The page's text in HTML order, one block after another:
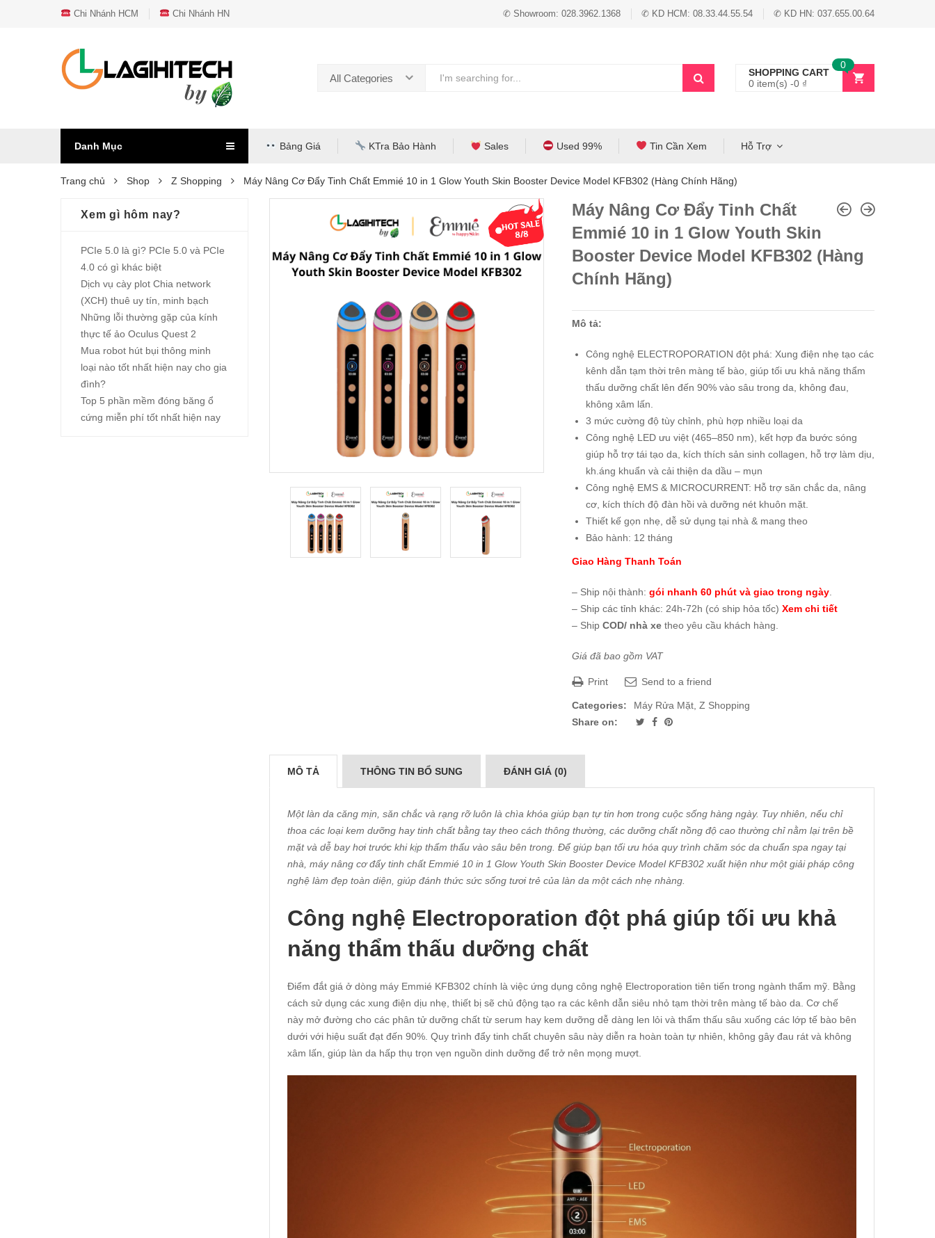
Chi Nhánh HCM Chi Nhánh HN ✆ Showroom: 028.3962.1368 ✆ KD HCM: 08.33.44.55.54 ✆ KD HN: 037.655.00.64
All Categories
SHOPPING CART
0 item(s) -0 ₫
0
Danh Mục Bảng Giá KTra Bảo Hành Sales Used 99% Tin Cần Xem Hỗ Trợ
Trang chủ Shop Z Shopping Máy Nâng Cơ Đẩy Tinh Chất Emmié 10 in 1 Glow Youth Skin Booster Device Model KFB302 (Hàng Chính Hãng)
Máy Nâng Cơ Đẩy Tinh Chất
Emmié 10 in 1 Glow Youth Skin
Booster Device Model KFB302 (Hàng
Chính Hãng)
Mô tả:
Công nghệ ELECTROPORATION đột phá: Xung điện nhẹ tạo các
kênh dẫn tạm thời trên màng tế bào, giúp tối ưu khả năng thẩm
thấu dưỡng chất lên đến 90% vào sâu trong da, không đau,
không xâm lấn.
3 mức cường độ tùy chỉnh, phù hợp nhiều loại da
Công nghệ LED ưu việt (465–850 nm), kết hợp đa bước sóng
giúp hỗ trợ tái tạo da, kích thích sản sinh collagen, hỗ trợ làm dịu,
kh.áng khuẩn và cải thiện da dầu – mụn
Công nghệ EMS & MICROCURRENT: Hỗ trợ săn chắc da, nâng
cơ, kích thích độ đàn hồi và dưỡng nét khuôn mặt.
Thiết kế gọn nhẹ, dễ sử dụng tại nhà & mang theo
Bảo hành: 12 tháng
Giao Hàng Thanh Toán
– Ship nội thành: gói nhanh 60 phút và giao trong ngày
– Ship các tỉnh khác: 24h-72h (có ship hỏa tốc) Xem chi tiết
– Ship COD/ nhà xe theo yêu cầu khách hàng.
Giá đã bao gồm VAT
Print Send to a friend
Categories: Máy Rửa Mặt Z Shopping
Share on:
MÔ TẢ THÔNG TIN BỔ SUNG ĐÁNH GIÁ (0)
Một làn da căng mịn, săn chắc và rạng rỡ luôn là chìa khóa giúp bạn tự tin hơn trong cuộc sống hàng ngày. Tuy nhiên, nếu chỉ
thoa các loại kem dưỡng hay tinh chất bằng tay theo cách thông thường, các dưỡng chất nồng độ cao thường chỉ nằm lại trên bề
mặt và dễ bay hơi trước khi kịp thẩm thấu vào sâu bên trong. Để giúp bạn tối ưu hóa quy trình chăm sóc da chuẩn spa ngay tại
nhà, máy nâng cơ đẩy tinh chất Emmié 10 in 1 Glow Youth Skin Booster Device Model KFB302 xuất hiện như một giải pháp công
nghệ làm đẹp toàn diện, giúp đánh thức sức sống tươi trẻ của làn da một cách nhẹ nhàng.
Công nghệ Electroporation đột phá giúp tối ưu khả
năng thẩm thấu dưỡng chất
Điểm đắt giá ở dòng máy Emmié KFB302 chính là việc ứng dụng công nghệ Electroporation tiên tiến trong ngành thẩm mỹ. Bằng
cách sử dụng các xung điện dịu nhẹ, thiết bị sẽ chủ động tạo ra các kênh dẫn siêu nhỏ tạm thời trên màng tế bào da. Cơ chế
này mở đường cho các phân tử dưỡng chất từ serum hay kem dưỡng dễ dàng len lỏi và thẩm thấu sâu xuống các lớp tế bào bên
dưới với hiệu suất đạt đến 90%. Quy trình đẩy tinh chất chuyên sâu này diễn ra hoàn toàn tự nhiên, không gây đau rát và không
xâm lấn, giúp làn da hấp thụ trọn vẹn nguồn dinh dưỡng để trở nên mọng mượt.
Xem gì hôm nay?
PCIe 5.0 là gì? PCIe 5.0 và PCIe
4.0 có gì khác biệt
Dịch vụ cày plot Chia network
(XCH) thuê uy tín, minh bạch
Những lỗi thường gặp của kính
thực tế ảo Oculus Quest 2
Mua robot hút bụi thông minh
loại nào tốt nhất hiện nay cho gia
đình?
Top 5 phần mềm đóng băng ổ
cứng miễn phí tốt nhất hiện nay